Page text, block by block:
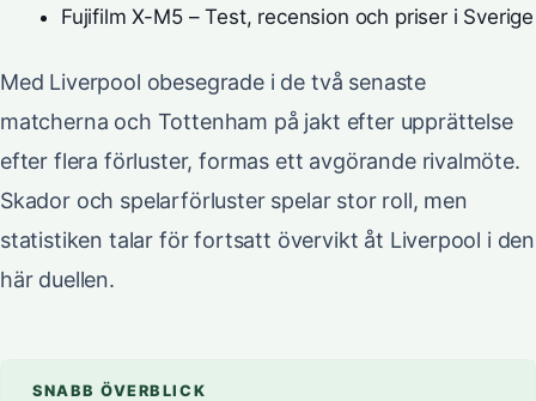
Fujifilm X-M5 – Test, recension och priser i Sverige
Med Liverpool obesegrade i de två senaste
matcherna och Tottenham på jakt efter upprättelse
efter flera förluster, formas ett avgörande rivalmöte.
Skador och spelarförluster spelar stor roll, men
statistiken talar för fortsatt övervikt åt Liverpool i den
här duellen.
SNABB ÖVERBLICK